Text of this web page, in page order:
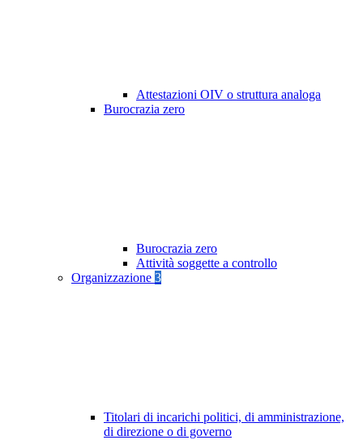
Attestazioni OIV o struttura analoga
Burocrazia zero
Burocrazia zero
Attività soggette a controllo
Organizzazione 3
Titolari di incarichi politici, di amministrazione,
di direzione o di governo